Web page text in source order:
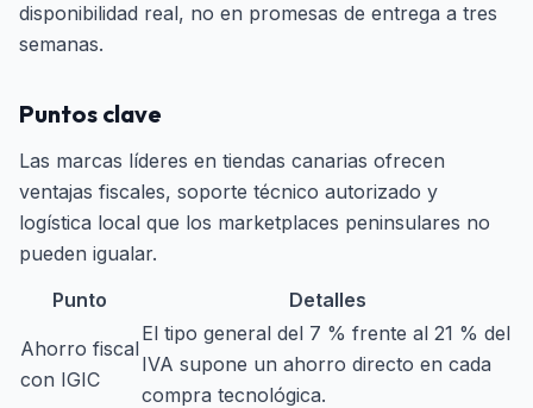
disponibilidad real, no en promesas de entrega a tres
semanas.
Puntos clave
Las marcas líderes en tiendas canarias ofrecen
ventajas fiscales, soporte técnico autorizado y
logística local que los marketplaces peninsulares no
pueden igualar.
Punto
Detalles
Ahorro fiscal
con IGIC
El tipo general del 7 % frente al 21 % del
IVA supone un ahorro directo en cada
compra tecnológica.